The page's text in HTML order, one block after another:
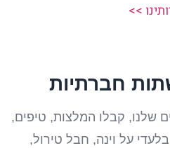
>>
חברתיות
שלנו, קבלו המלצות, טיפים,
על וינה, חבל טירול,